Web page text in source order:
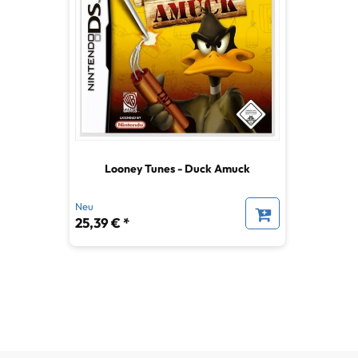
Looney Tunes - Duck Amuck
Neu
25,39 € *